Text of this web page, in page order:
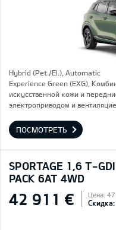
Hybrid (Pet./El.), Automatic
Experience Green (EXG),
искусственной кожи и
электроприводом и
ПОСМОТРЕТЬ
SPORTAGE 1,6 T-
PACK 6AT 4WD
42 911 € Цена: